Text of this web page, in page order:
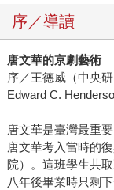
序／導讀
唐文華的京劇藝術
序／王德威（中央
Edward C.
唐文華是臺灣最重
唐文華考入當時的
院）。這班學生共
八年後畢業時只剩